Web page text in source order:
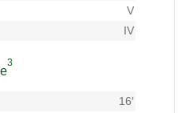
V
IV
3
16′